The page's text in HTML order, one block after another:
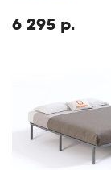
6 295 р.